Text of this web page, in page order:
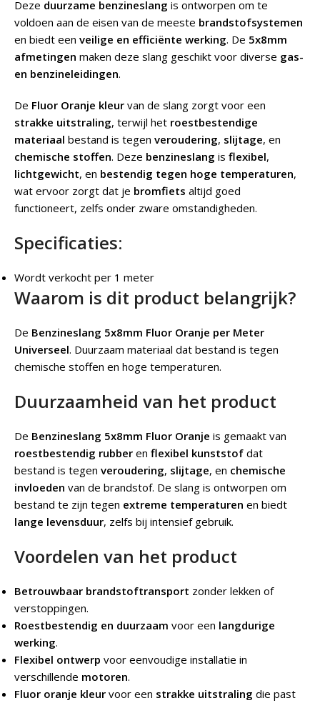
Deze duurzame benzineslang is ontworpen om te
voldoen aan de eisen van de meeste brandstofsystemen
en biedt een veilige en efficiënte werking. De 5x8mm
afmetingen maken deze slang geschikt voor diverse gas-
en benzineleidingen.
De Fluor Oranje kleur van de slang zorgt voor een
strakke uitstraling, terwijl het roestbestendige
materiaal bestand is tegen veroudering, slijtage, en
chemische stoffen. Deze benzineslang is flexibel,
lichtgewicht, en bestendig tegen hoge temperaturen,
wat ervoor zorgt dat je bromfiets altijd goed
functioneert, zelfs onder zware omstandigheden.
Specificaties:
Wordt verkocht per 1 meter
Waarom is dit product belangrijk?
De Benzineslang 5x8mm Fluor Oranje per Meter
Universeel. Duurzaam materiaal dat bestand is tegen
chemische stoffen en hoge temperaturen.
Duurzaamheid van het product
De Benzineslang 5x8mm Fluor Oranje is gemaakt van
roestbestendig rubber en flexibel kunststof dat
bestand is tegen veroudering, slijtage, en chemische
invloeden van de brandstof. De slang is ontworpen om
bestand te zijn tegen extreme temperaturen en biedt
lange levensduur, zelfs bij intensief gebruik.
Voordelen van het product
Betrouwbaar brandstoftransport zonder lekken of
verstoppingen.
Roestbestendig en duurzaam voor een langdurige
werking.
Flexibel ontwerp voor eenvoudige installatie in
verschillende motoren.
Fluor oranje kleur voor een strakke uitstraling die past